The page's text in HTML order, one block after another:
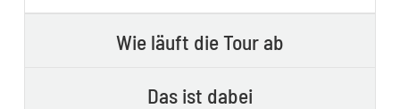
Wie läuft die Tour ab
Das ist dabei